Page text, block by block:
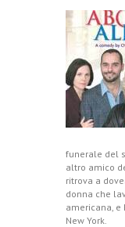
funerale del
altro amico
ritrova a
donna che
americana, e
New York.